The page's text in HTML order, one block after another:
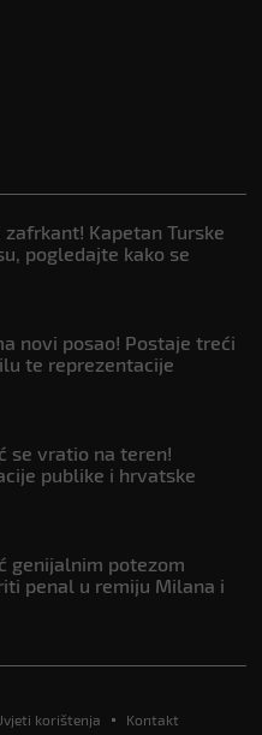
zafrkant! Kapetan Turske
pogledajte kako se
novi posao! Postaje treći
te reprezentacije
se vratio na teren!
publike i hrvatske
genijalnim potezom
penal u remiju Milana i
korištenja Kontakt